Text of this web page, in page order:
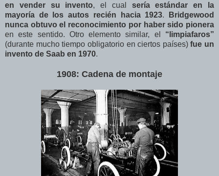
en vender su invento, el cual sería estándar en la
mayoría de los autos recién hacia 1923.
Bridgewood
nunca obtuvo el reconocimiento por haber sido pionera
en este sentido. Otro elemento similar, el “limpiafaros”
(durante mucho tiempo obligatorio en ciertos países)fue un
invento de Saab en 1970.
1908: Cadena de montaje